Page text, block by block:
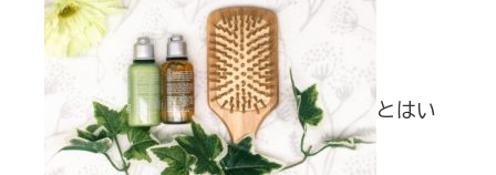
とはい